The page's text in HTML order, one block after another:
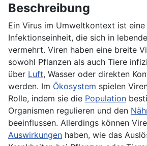
Beschreibung
Ein Virus im Umweltkontext ist
Infektionseinheit, die sich in
vermehrt. Viren haben eine breite
sowohl Pflanzen als auch Tiere
über Luft, Wasser oder direkten
werden. Im Ökosystem spielen
Rolle, indem sie die Population
Organismen regulieren und den
beeinflussen. Allerdings können
Auswirkungen haben, wie das